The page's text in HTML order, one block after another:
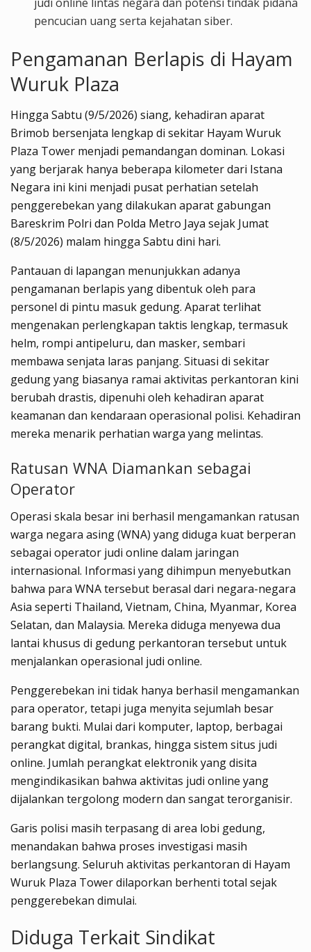
pencucian uang serta kejahatan siber.
Pengamanan Berlapis di Hayam
Wuruk Plaza
Hingga Sabtu (9/5/2026) siang, kehadiran aparat
Brimob bersenjata lengkap di sekitar Hayam Wuruk
Plaza Tower menjadi pemandangan dominan. Lokasi
yang berjarak hanya beberapa kilometer dari Istana
Negara ini kini menjadi pusat perhatian setelah
penggerebekan yang dilakukan aparat gabungan
Bareskrim Polri dan Polda Metro Jaya sejak Jumat
(8/5/2026) malam hingga Sabtu dini hari.
Pantauan di lapangan menunjukkan adanya
pengamanan berlapis yang dibentuk oleh para
personel di pintu masuk gedung. Aparat terlihat
mengenakan perlengkapan taktis lengkap, termasuk
helm, rompi antipeluru, dan masker, sembari
membawa senjata laras panjang. Situasi di sekitar
gedung yang biasanya ramai aktivitas perkantoran kini
berubah drastis, dipenuhi oleh kehadiran aparat
keamanan dan kendaraan operasional polisi. Kehadiran
mereka menarik perhatian warga yang melintas.
Ratusan WNA Diamankan sebagai
Operator
Operasi skala besar ini berhasil mengamankan ratusan
warga negara asing (WNA) yang diduga kuat berperan
sebagai operator judi online dalam jaringan
internasional. Informasi yang dihimpun menyebutkan
bahwa para WNA tersebut berasal dari negara-negara
Asia seperti Thailand, Vietnam, China, Myanmar, Korea
Selatan, dan Malaysia. Mereka diduga menyewa dua
lantai khusus di gedung perkantoran tersebut untuk
menjalankan operasional judi online.
Penggerebekan ini tidak hanya berhasil mengamankan
para operator, tetapi juga menyita sejumlah besar
barang bukti. Mulai dari komputer, laptop, berbagai
perangkat digital, brankas, hingga sistem situs judi
online. Jumlah perangkat elektronik yang disita
mengindikasikan bahwa aktivitas judi online yang
dijalankan tergolong modern dan sangat terorganisir.
Garis polisi masih terpasang di area lobi gedung,
menandakan bahwa proses investigasi masih
berlangsung. Seluruh aktivitas perkantoran di Hayam
Wuruk Plaza Tower dilaporkan berhenti total sejak
penggerebekan dimulai.
Diduga Terkait Sindikat